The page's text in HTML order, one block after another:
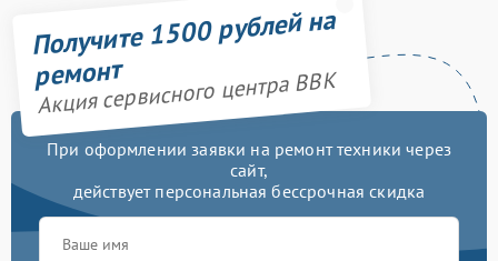
Получите 1500 рублей на
ремонт
Акция сервисного центра BBK
При оформлении заявки на ремонт техники через
сайт,
действует персональная бессрочная скидка